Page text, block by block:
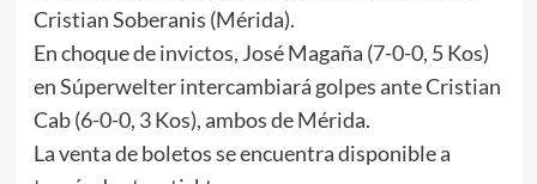
Cristian Soberanis (Mérida).
En choque de invictos, José Magaña (7-0-0, 5 Kos)
en Súperwelter intercambiará golpes ante Cristian
Cab (6-0-0, 3 Kos), ambos de Mérida.
La venta de boletos se encuentra disponible a